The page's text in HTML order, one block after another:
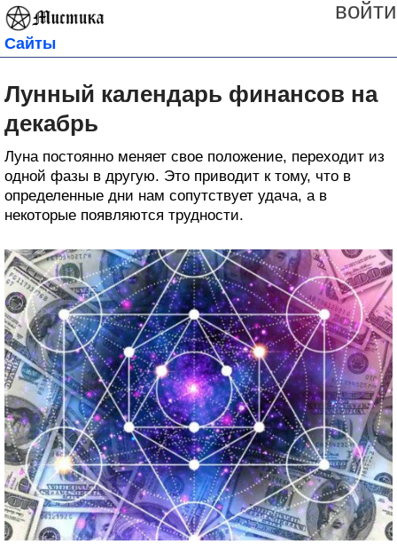
войти
Сайты
Лунный календарь финансов на
декабрь
Луна постоянно меняет свое положение, переходит из
одной фазы в другую. Это приводит к тому, что в
определенные дни нам сопутствует удача, а в
некоторые появляются трудности.